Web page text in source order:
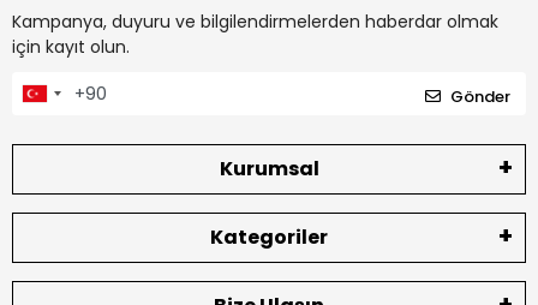
Kampanya, duyuru ve bilgilendirmelerden haberdar olmak
için kayıt olun.
Gönder
Kurumsal
Kategoriler